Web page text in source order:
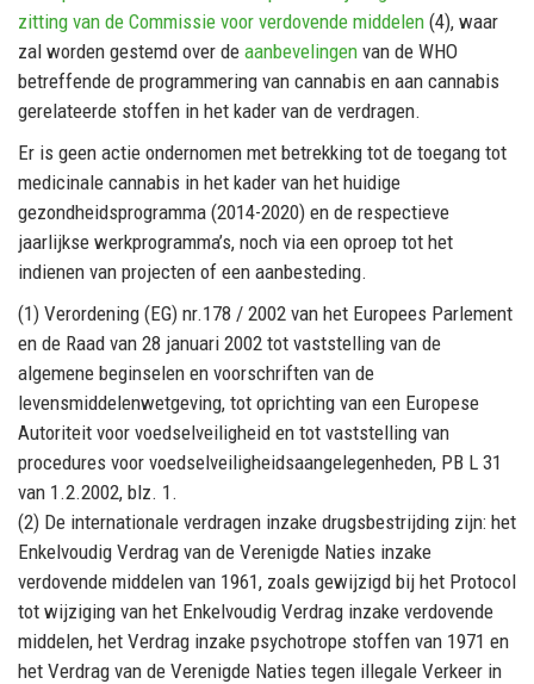
zitting van de Commissie voor verdovende middelen (4), waar
zal worden gestemd over de aanbevelingen van de WHO
betreffende de programmering van cannabis en aan cannabis
gerelateerde stoffen in het kader van de verdragen.
Er is geen actie ondernomen met betrekking tot de toegang tot
medicinale cannabis in het kader van het huidige
gezondheidsprogramma (2014-2020) en de respectieve
jaarlijkse werkprogramma’s, noch via een oproep tot het
indienen van projecten of een aanbesteding.
(1) Verordening (EG) nr.178 / 2002 van het Europees Parlement
en de Raad van 28 januari 2002 tot vaststelling van de
algemene beginselen en voorschriften van de
levensmiddelenwetgeving, tot oprichting van een Europese
Autoriteit voor voedselveiligheid en tot vaststelling van
procedures voor voedselveiligheidsaangelegenheden, PB L 31
van 1.2.2002, blz. 1.
(2) De internationale verdragen inzake drugsbestrijding zijn: het
Enkelvoudig Verdrag van de Verenigde Naties inzake
verdovende middelen van 1961, zoals gewijzigd bij het Protocol
tot wijziging van het Enkelvoudig Verdrag inzake verdovende
middelen, het Verdrag inzake psychotrope stoffen van 1971 en
het Verdrag van de Verenigde Naties tegen illegale Verkeer in